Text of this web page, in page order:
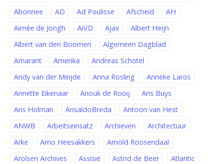
Abonnee
AD Ad Poulisse Afscheid
AH
Aimée de Jongh
AiVD Ajax
Albert Heijn
Albert van den Boomen
Algemeen Dagblad
Amarant
Amerika
Andreas Schotel
Andy van der Meijde
Anna Rosling
Anneke Laros
Annette Eikenaar
Anouk de Rooij
Ans Buys
Ans Holman
AnsaldoBreda
Antoon van Hest
ANWB
Arbeitseinsatz Archieven
Architectuur
Arke
Arno Heesakkers
Arnold Roosendaal
Arolsen Archives
Assisië Astrid de Beer
Atlantic